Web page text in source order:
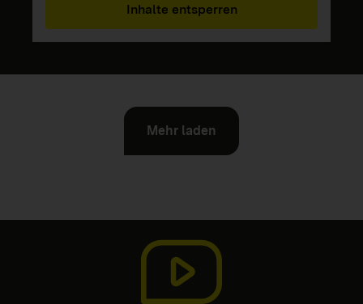
Inhalte entsperren
Mehr laden